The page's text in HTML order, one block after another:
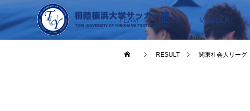
TEAM NEWS MEMBER
RESULT 関東社会人リーグ